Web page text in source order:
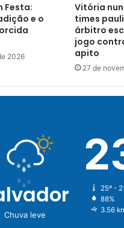
Festa:
e o
2026
Vitória
times
árbitro
jogo
apito
27 de
Chuva leve
25º -
88%
3.56